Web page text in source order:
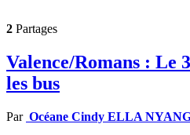
2 Partages
Valence/Romans : Le
les bus
Par Océane Cindy ELLA